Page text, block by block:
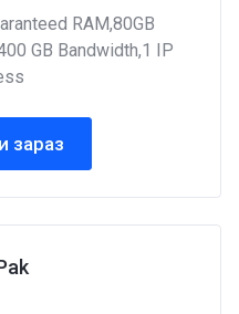
RAM,80GB
GB Bandwidth,1 IP
зараз